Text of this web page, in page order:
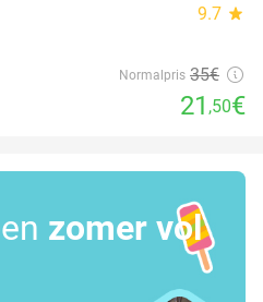
9.7 star
Normalpris 35€
21 ,50€
zomer vol